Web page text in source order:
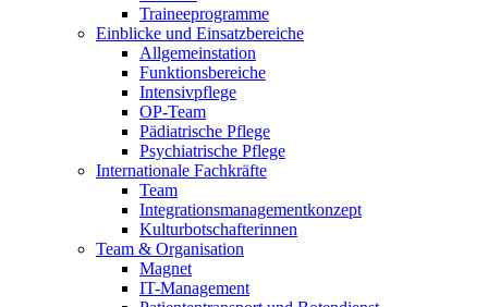
Traineeprogramme
Einblicke und Einsatzbereiche
Allgemeinstation
Funktionsbereiche
Intensivpflege
OP-Team
Pädiatrische Pflege
Psychiatrische Pflege
Internationale Fachkräfte
Team
Integrationsmanagementkonzept
Kulturbotschafterinnen
Team & Organisation
Magnet
IT-Management